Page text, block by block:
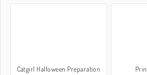
Catgirl Halloween Preparation